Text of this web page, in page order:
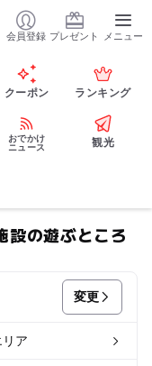
会員登録 プレゼント メニュー
クーポン ランキング
おでかけ
ニュース
観光
設の遊ぶところ
変更
ア